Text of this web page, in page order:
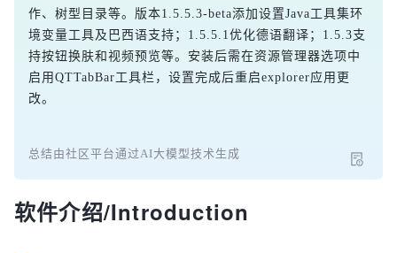
作、树型目录等。版本1.5.5.3-beta添加设置Java工具集环
境变量工具及巴西语支持；1.5.5.1优化德语翻译；1.5.3支
持按钮换肤和视频预览等。安装后需在资源管理器选项中
启用QTTabBar工具栏，设置完成后重启explorer应用更
改。
总结由社区平台通过AI大模型技术生成
软件介绍/Introduction